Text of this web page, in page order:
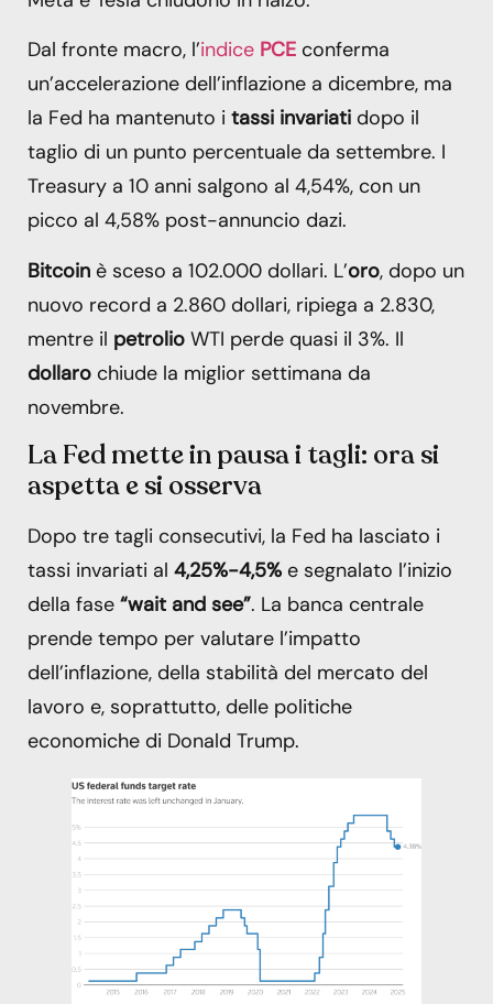
Dal fronte macro, l’indice PCE conferma
un’accelerazione dell’inflazione a dicembre, ma
la Fed ha mantenuto i tassi invariati dopo il
taglio di un punto percentuale da settembre. I
Treasury a 10 anni salgono al 4,54%, con un
picco al 4,58% post-annuncio dazi.
Bitcoin è sceso a 102.000 dollari. L’oro, dopo un
nuovo record a 2.860 dollari, ripiega a 2.830,
mentre il petrolio WTI perde quasi il 3%. Il
dollaro chiude la miglior settimana da
novembre.
La Fed mette in pausa i tagli: ora si
aspetta e si osserva
Dopo tre tagli consecutivi, la Fed ha lasciato i
tassi invariati al 4,25%-4,5% e segnalato l’inizio
della fase “wait and see”. La banca centrale
prende tempo per valutare l’impatto
dell’inflazione, della stabilità del mercato del
lavoro e, soprattutto, delle politiche
economiche di Donald Trump.